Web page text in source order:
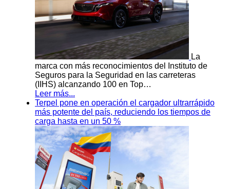
La
marca con más reconocimientos del Instituto de
Seguros para la Seguridad en las carreteras
(IIHS) alcanzando 100 en Top…
Leer más...
Terpel pone en operación el cargador ultrarrápido
más potente del país, reduciendo los tiempos de
carga hasta en un 50 %